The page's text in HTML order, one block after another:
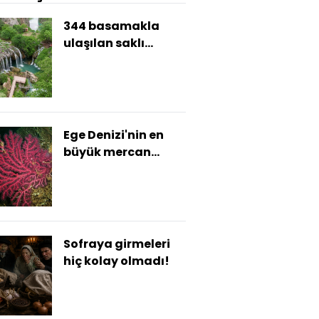
344 basamakla
ulaşılan saklı
Ege Denizi'nin en
büyük mercan
Sofraya girmeleri
hiç kolay olmadı!